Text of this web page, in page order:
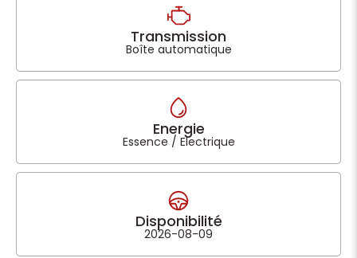
Transmission
Boîte automatique
Energie
Essence / Electrique
Disponibilité
2026-08-09